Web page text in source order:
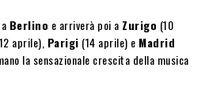
Berlino e arriverà poi a Zurigo (10
aprile), Parigi (14 aprile) e Madrid
la sensazionale crescita della musica